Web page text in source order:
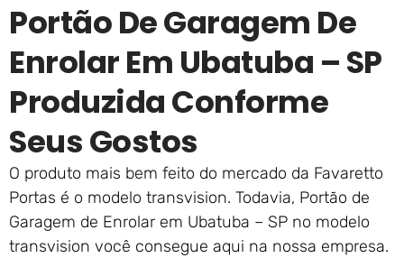
Portão De Garagem De
Enrolar Em Ubatuba – SP
Produzida Conforme
Seus Gostos
O produto mais bem feito do mercado da Favaretto
Portas é o modelo transvision. Todavia, Portão de
Garagem de Enrolar em Ubatuba – SP no modelo
transvision você consegue aqui na nossa empresa.